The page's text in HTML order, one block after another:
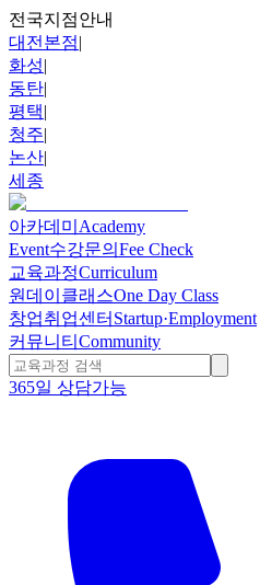
전국지점안내
대전본점|
화성|
동탄|
평택|
청주|
논산|
세종
아카데미 Academy
Event수강문의 Fee Check
교육과정Curriculum
원데이클래스One Day Class
창업취업센터 Startup·Employment
커뮤니티 Community
365일 상담가능